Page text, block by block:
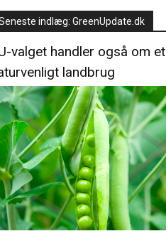
indlæg: GreenUpdate.dk
valget handler også om et
landbrug